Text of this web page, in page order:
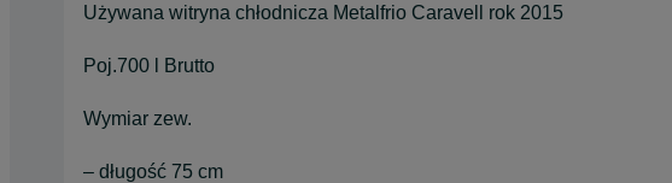
Używana witryna chłodnicza Metalfrio Caravell rok 2015
Poj.700 l Brutto
Wymiar zew.
– długość 75 cm